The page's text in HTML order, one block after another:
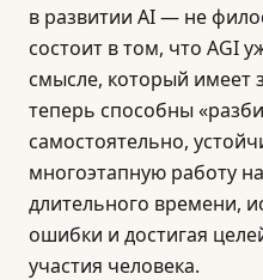
в развитии AI — не
состоит в том, что AGI
смысле, который имеет
теперь способны
самостоятельно,
многоэтапную работу
длительного времени,
ошибки и достигая
участия человека.